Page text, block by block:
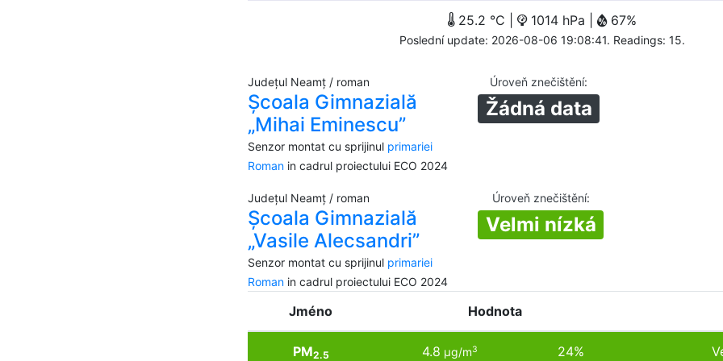
25.2 °C | 1014 hPa | 67%
Poslední update: 2026-08-06 19:08:41. Readings: 15.
Județul Neamț / roman
Școala Gimnazială
„Mihai Eminescu”
Senzor montat cu sprijinul primariei
Roman in cadrul proiectului ECO 2024
Úroveň znečištění:
Žádná data
Județul Neamț / roman
Școala Gimnazială
„Vasile Alecsandri”
Senzor montat cu sprijinul primariei
Roman in cadrul proiectului ECO 2024
Úroveň znečištění:
Velmi nízká
Jméno Hodnota
PM2.5 4.8 µg/m3 24%